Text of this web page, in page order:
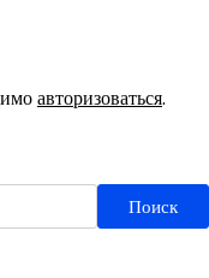
авторизоваться.
Поиск